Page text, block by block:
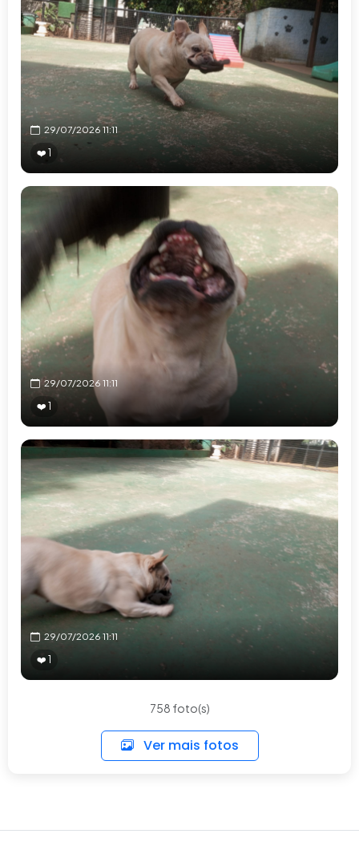
29/07/2026 11:11
❤️ 1
29/07/2026 11:11
❤️ 1
29/07/2026 11:11
❤️ 1
758 foto(s)
Ver mais fotos